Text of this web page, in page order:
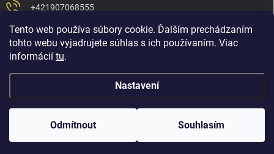
Tento web používa súbory cookie. Ďalším prechádzaním
tohto webu vyjadrujete súhlas s ich používaním. Viac
informácií tu.
Nastavení
Odmítnout Souhlasím
+421907068555
+421902479599
https://www.facebook.com/www.podnalov.sk
podnalov
Vytvořil Shoptet
Copyright 2026 . Všechna práva vyhrazena.